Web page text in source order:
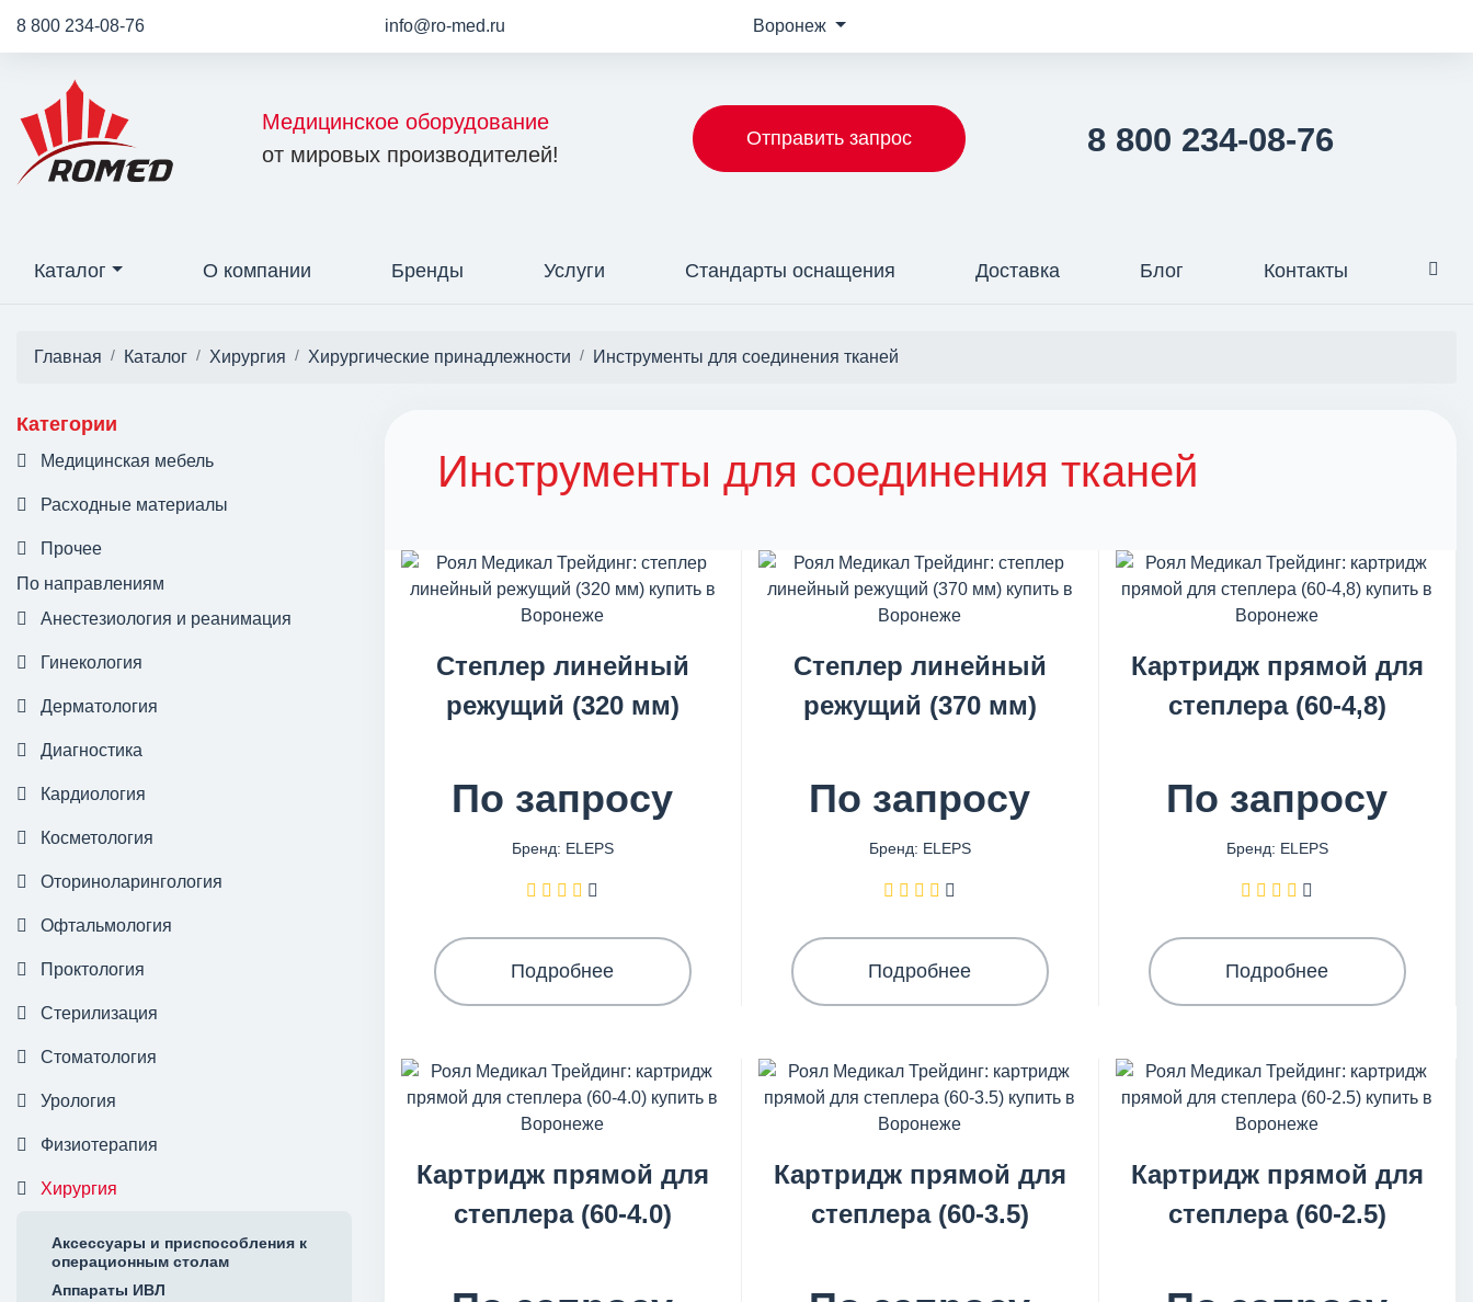
8 800 234-08-76 info@ro-med.ru Воронеж
Медицинское оборудование
от мировых производителей!
Отправить запрос 8 800 234-08-76
Каталог О компании Бренды Услуги Стандарты оснащения Доставка Блог Контакты
Главная Каталог Хирургия Хирургические принадлежности Инструменты для соединения тканей
Категории
Медицинская мебель
Расходные материалы
Прочее
По направлениям
Анестезиология и реанимация
Гинекология
Дерматология
Диагностика
Кардиология
Косметология
Оториноларингология
Офтальмология
Проктология
Стерилизация
Стоматология
Урология
Физиотерапия
Хирургия
Аксессуары и приспособления к
операционным столам
Аппараты ИВЛ
Инструменты для соединения тканей
Степлер линейный
режущий (320 мм)
По запросу
Бренд: ELEPS
Подробнее
Степлер линейный
режущий (370 мм)
По запросу
Бренд: ELEPS
Подробнее
Картридж прямой для
степлера (60-4,8)
По запросу
Бренд: ELEPS
Подробнее
Картридж прямой для
степлера (60-4.0)
Картридж прямой для
степлера (60-3.5)
Картридж прямой для
степлера (60-2.5)